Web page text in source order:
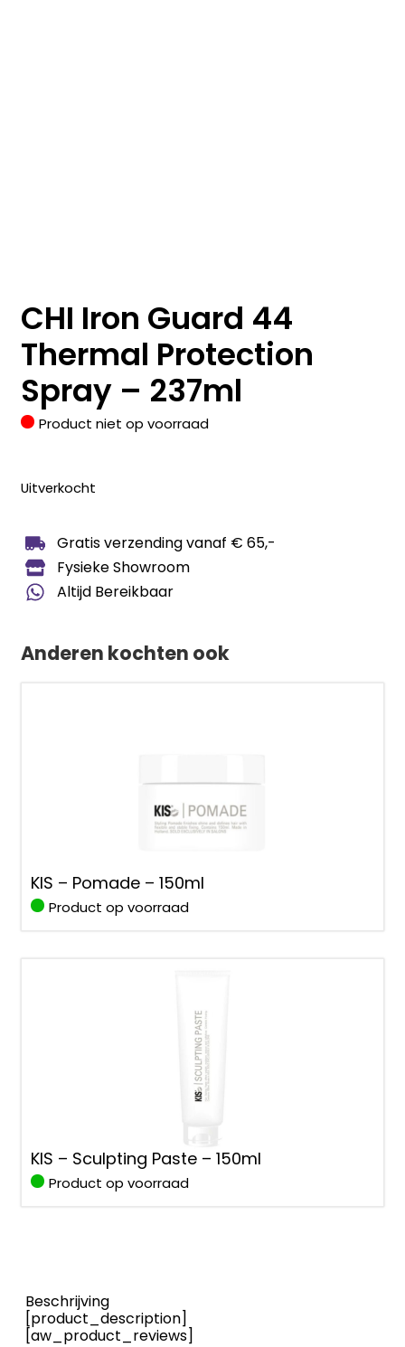
CHI Iron Guard 44
Thermal Protection
Spray – 237ml
Product niet op voorraad
Uitverkocht
Gratis verzending vanaf € 65,-
Fysieke Showroom
Altijd Bereikbaar
Anderen kochten ook
KIS – Pomade – 150ml
Product op voorraad
KIS – Sculpting Paste – 150ml
Product op voorraad
Beschrijving
[product_description]
[aw_product_reviews]